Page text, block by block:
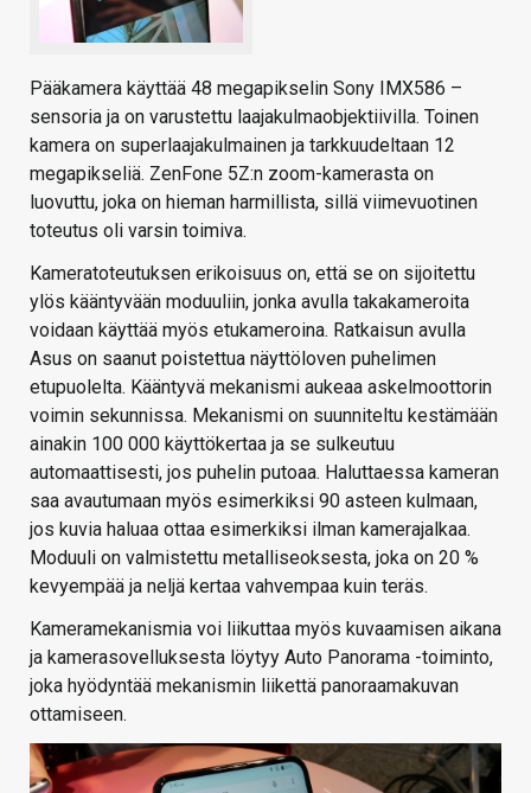
Pääkamera käyttää 48 megapikselin Sony IMX586 –
sensoria ja on varustettu laajakulmaobjektiivilla. Toinen
kamera on superlaajakulmainen ja tarkkuudeltaan 12
megapikseliä. ZenFone 5Z:n zoom-kamerasta on
luovuttu, joka on hieman harmillista, sillä viimevuotinen
toteutus oli varsin toimiva.
Kameratoteutuksen erikoisuus on, että se on sijoitettu
ylös kääntyvään moduuliin, jonka avulla takakameroita
voidaan käyttää myös etukameroina. Ratkaisun avulla
Asus on saanut poistettua näyttöloven puhelimen
etupuolelta. Kääntyvä mekanismi aukeaa askelmoottorin
voimin sekunnissa. Mekanismi on suunniteltu kestämään
ainakin 100 000 käyttökertaa ja se sulkeutuu
automaattisesti, jos puhelin putoaa. Haluttaessa kameran
saa avautumaan myös esimerkiksi 90 asteen kulmaan,
jos kuvia haluaa ottaa esimerkiksi ilman kamerajalkaa.
Moduuli on valmistettu metalliseoksesta, joka on 20 %
kevyempää ja neljä kertaa vahvempaa kuin teräs.
Kameramekanismia voi liikuttaa myös kuvaamisen aikana
ja kamerasovelluksesta löytyy Auto Panorama -toiminto,
joka hyödyntää mekanismin liikettä panoraamakuvan
ottamiseen.